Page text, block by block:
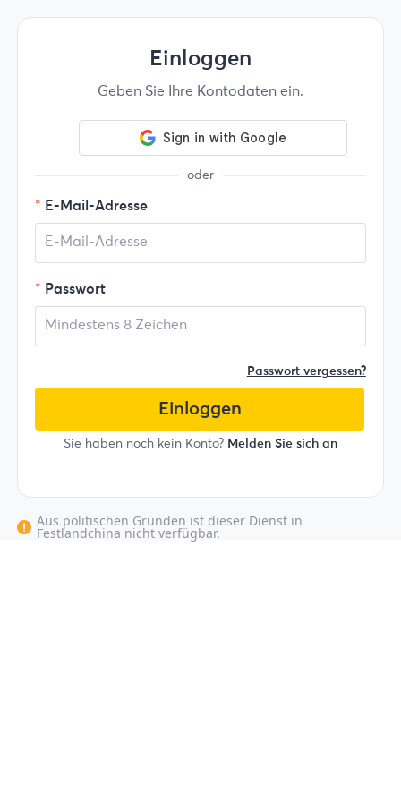
Einloggen
Geben Sie Ihre Kontodaten ein.
oder
E-Mail-Adresse
Passwort
Passwort vergessen?
Einloggen
Sie haben noch kein Konto? Melden Sie sich an
Aus politischen Gründen ist dieser Dienst in
Festlandchina nicht verfügbar.